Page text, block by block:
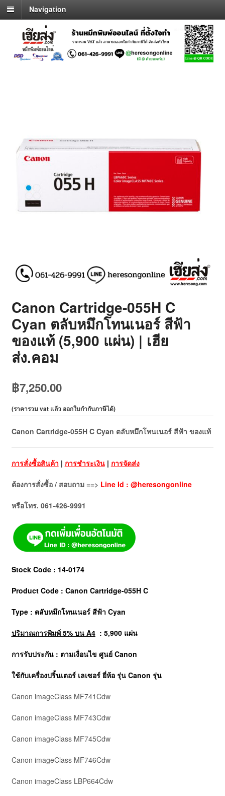
Navigation
Canon Cartridge-055H C
Cyan ตลับหมึกโทนเนอร์ สีฟ้า
ของแท้ (5,900 แผ่น) | เฮีย
ส่ง.คอม
฿7,250.00
(ราคารวม vat แล้ว ออกใบกำกับภาษีได้)
Canon Cartridge-055H C Cyan ตลับหมึกโทนเนอร์ สีฟ้า ของแท้
การสั่งซื้อสินค้า | การชำระเงิน| การจัดส่ง
ต้องการสั่งซื้อ / สอบถาม ==> Line Id : @heresongonline
หรือโทร. 061-426-9991
Stock Code : 14-0174
Product Code : Canon Cartridge-055H C
Type : ตลับหมึกโทนเนอร์ สีฟ้า Cyan
ปริมาณการพิมพ์ 5% บน A4: 5,900 แผ่น
การรับประกัน : ตามเงื่อนไข ศูนย์ Canon
ใช้กับเครื่องปริ้นเตอร์ เลเซอร์ ยี่ห้อ รุ่น Canon รุ่น
Canon imageClass MF741Cdw
Canon imageClass MF743Cdw
Canon imageClass MF745Cdw
Canon imageClass MF746Cdw
Canon imageClass LBP664Cdw